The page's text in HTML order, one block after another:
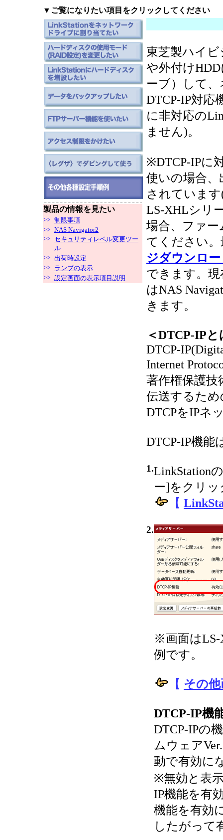
▼ご覧になりたい項目をクリックしてください
製品の情報を見たい
>> 制限事項
>> NAS Navigator2
>> セキュリティレベル変更ツー
ル
>> 出荷時設定
>> ランプの表示
>> 設定画面の表示項目説明
東芝製ハイ
や外付け
ーブ）して
DTCP-IP対応
に非対応の
ません)。
※DTCP-IPに
使いの場合、
されていま
LS-XHLシリ
場合、ファー
てください
ジダウンロ
できます。
はNAS
きます。
＜DTCP-IPと
DTCP-
Internet
著作権保護
伝送するた
DTCPをIPネ
DTCP-IP機能
1.LinkStation
ー]をクリ
【
2.
※画面はLS-
例です。
【 その
DTCP-IP機
DTCP-IPの
ムウェア
動で有効に
※無効と表
IP機能を有
機能を有効
したがって